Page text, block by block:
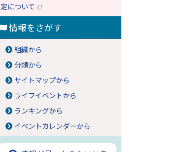
定について
情報をさがす
組織から
分類から
サイトマップから
ライフイベントから
ランキングから
イベントカレンダーから